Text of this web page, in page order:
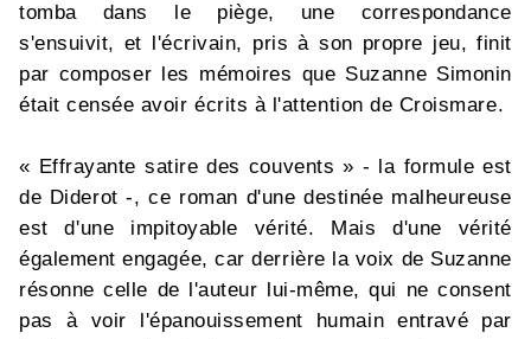
tomba dans le piège, une correspondance
s'ensuivit, et l'écrivain, pris à son propre jeu, finit
par composer les mémoires que Suzanne Simonin
était censée avoir écrits à l'attention de Croismare.
« Effrayante satire des couvents » - la formule est
de Diderot -, ce roman d'une destinée malheureuse
est d'une impitoyable vérité. Mais d'une vérité
également engagée, car derrière la voix de Suzanne
résonne celle de l'auteur lui-même, qui ne consent
pas à voir l'épanouissement humain entravé par